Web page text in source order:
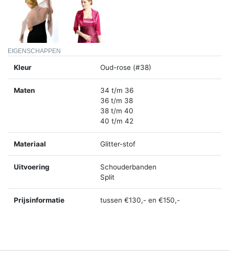
EIGENSCHAPPEN
Kleur Oud-rose (#38)
Maten
34 t/m 36
36 t/m 38
38 t/m 40
40 t/m 42
Materiaal Glitter-stof
Uitvoering
Schouderbanden
Split
Prijsinformatie tussen €130,- en €150,-